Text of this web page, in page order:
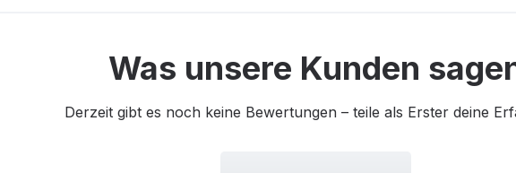
Was unsere Kunden
Derzeit gibt es noch keine Bewertungen – teile als Erster deine